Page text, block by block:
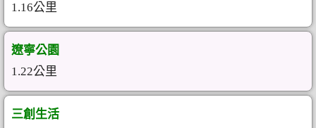
1.16公里
遼寧公園
1.22公里
三創生活